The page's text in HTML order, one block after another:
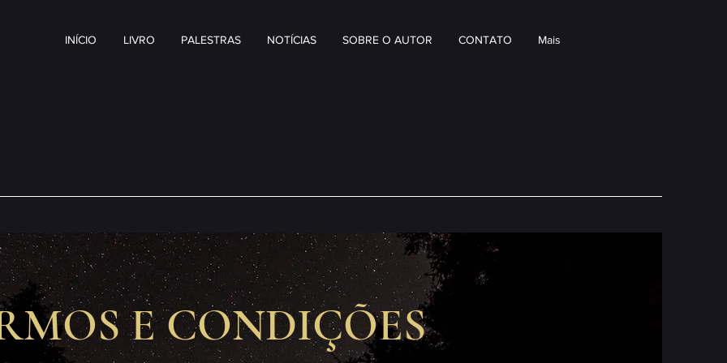
INÍCIO LIVRO PALESTRAS NOTÍCIAS SOBRE O AUTOR CONTATO Mais
E CONDIÇÕES